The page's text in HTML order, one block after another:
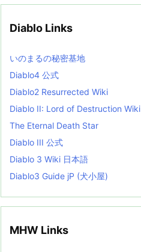
e
i
s
t
Diablo Links
いのまるの秘密基地
Diablo4 公式
Diablo2 Resurrected Wiki
Diablo II: Lord of Destruction Wiki
The Eternal Death Star
Diablo III 公式
Diablo 3 Wiki 日本語
Diablo3 Guide jP (犬小屋)
MHW Links